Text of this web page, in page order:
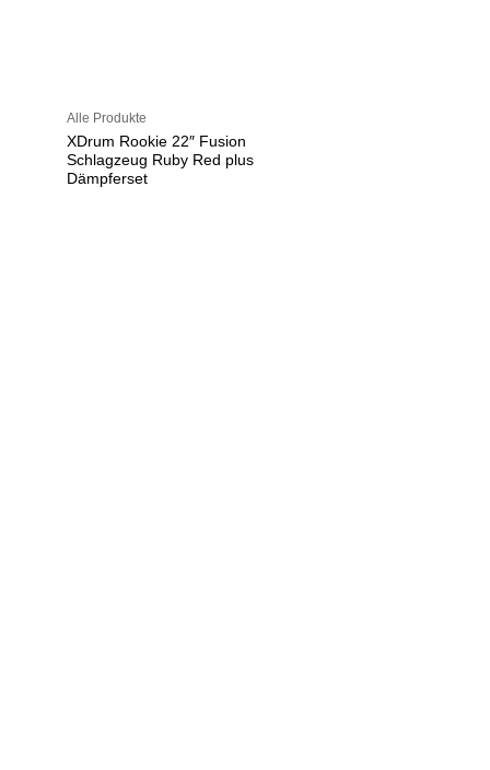
Alle Produkte
XDrum Rookie 22″ Fusion
Schlagzeug Ruby Red plus
Dämpferset